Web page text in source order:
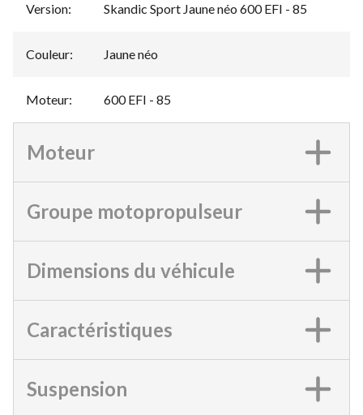
Version: Skandic Sport Jaune néo 600 EFI - 85
Couleur: Jaune néo
Moteur: 600 EFI - 85
Moteur
Groupe motopropulseur
Dimensions du véhicule
Caractéristiques
Suspension